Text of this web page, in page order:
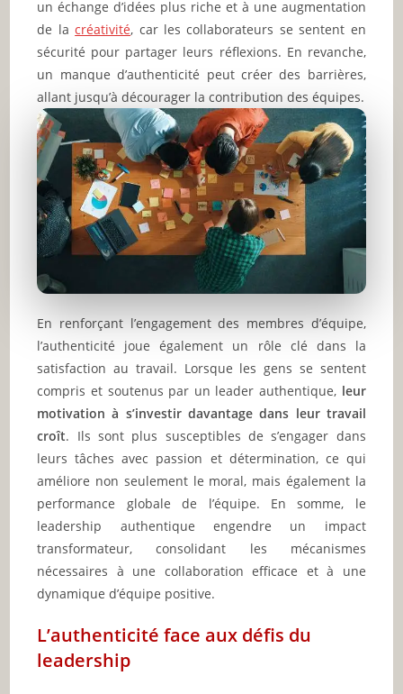
un échange d’idées plus riche et à une augmentation
de lacréativité, car les collaborateurs se sentent en
sécurité pour partager leurs réflexions. En revanche,
un manque d’authenticité peut créer des barrières,
allant jusqu’à décourager la contribution des équipes.
En renforçant l’engagement des membres d’équipe,
l’authenticité joue également un rôle clé dans la
satisfaction au travail. Lorsque les gens se sentent
compris et soutenus par un leader authentique, leur
motivation à s’investir davantage dans leur travail
croît. Ils sont plus susceptibles de s’engager dans
leurs tâches avec passion et détermination, ce qui
améliore non seulement le moral, mais également la
performance globale de l’équipe. En somme, le
leadership authentique engendre un impact
transformateur, consolidant les mécanismes
nécessaires à une collaboration efficace et à une
dynamique d’équipe positive.
L’authenticité face aux défis du
leadership